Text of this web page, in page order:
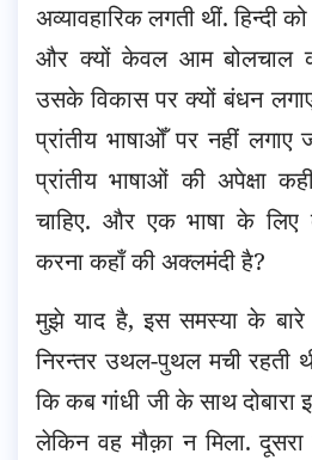
अव्यावहारिक लगती थीं.
और क्यों केवल आम बोलचाल
उसके विकास पर क्यों बंधन
प्रांतीय भाषाओँ पर नहीं लगाए
प्रांतीय भाषाओं की अपेक्षा
चाहिए. और एक भाषा के लिए
करना कहाँ की अक्लमंदी है?
मुझे याद है, इस समस्या के
निरन्तर उथल-पुथल मची रहती
कि कब गांधी जी के साथ
लेकिन वह मौक़ा न मिला.